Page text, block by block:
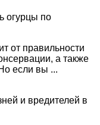
огурцы по
от правильности
а также
если вы ...
и вредителей в